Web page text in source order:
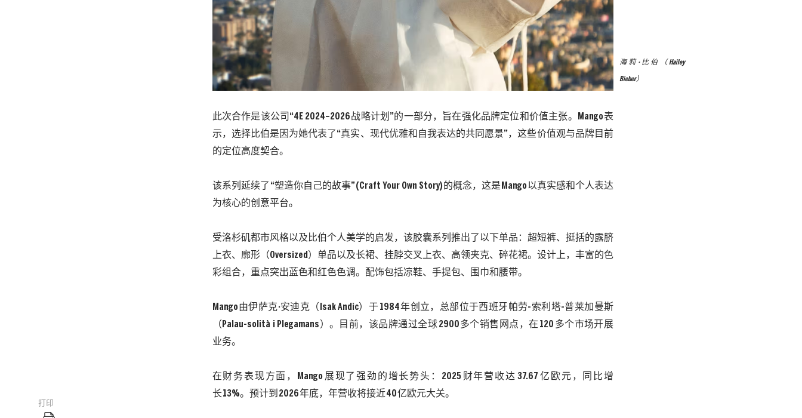
打印
海莉·比伯（Hailey
Bieber）
此次合作是该公司 “4E 2024–2026 战略计划”的一部分，旨在强化品牌定位和价值主张。 Mango表
示，选择比伯是因为她代表了“真实、现代优雅和自我表达的共同愿景”，这些价值观与品牌目前
的定位高度契合。
该系列延续了 “塑造你自己的故事” (Craft Your Own Story) 的概念，这是 Mango以真实感和个人表达
为核心的创意平台。
受洛杉矶都市风格以及比伯个人美学的启发，该胶囊系列推出了以下单品：超短裤、挺括的露脐
上衣、廓形（ Oversized ）单品以及长裙、 挂脖交叉上衣、高领夹克、碎花裙。 设计上， 丰富的色
彩组合，重点突出蓝色和红色色调。配饰包括凉鞋、手提包、围巾和腰带。
Mango 由伊萨克·安迪克（ Isak Andic）于 1984年创立，总部位于西班牙帕劳- 索利塔-普莱加曼斯
（ Palau-solità i Plegamans ）。目前，该品牌通过全球 2900 多个销售网点，在 120 多个市场开展
业务。
在财务表现方面， Mango 展现了强劲的增长势头： 2025 财年营收达37.67亿欧元，同比增
长 13%。预计到 2026年底，年营收将接近40亿欧元大关。